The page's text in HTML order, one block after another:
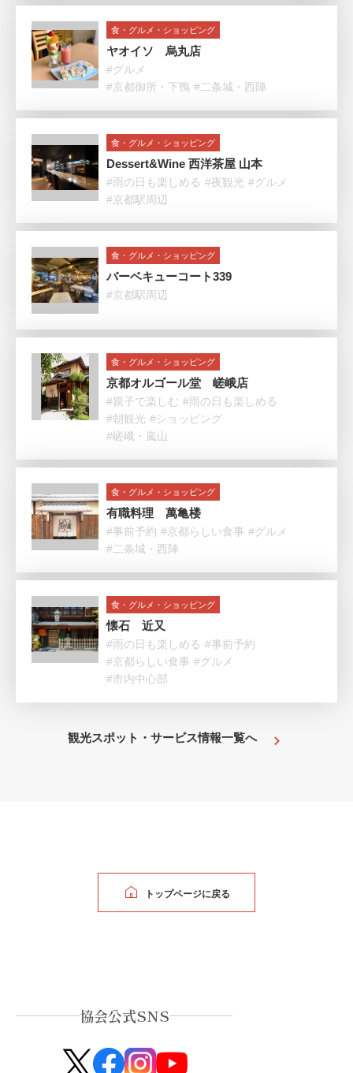
食・グルメ・ショッピング
ヤオイソ 烏丸店
#グルメ
#京都御所・下鴨 #二条城・西陣
食・グルメ・ショッピング
Dessert&Wine 西洋茶屋 山本
#雨の日も楽しめる #夜観光 #グルメ
#京都駅周辺
食・グルメ・ショッピング
バーベキューコート339
#京都駅周辺
食・グルメ・ショッピング
京都オルゴール堂 嵯峨店
#親子で楽しむ #雨の日も楽しめる
#朝観光 #ショッピング
#嵯峨・嵐山
食・グルメ・ショッピング
有職料理 萬亀楼
#事前予約 #京都らしい食事 #グルメ
#二条城・西陣
食・グルメ・ショッピング
懐石 近又
#雨の日も楽しめる #事前予約
#京都らしい食事 #グルメ
#市内中心部
観光スポット・サービス情報一覧へ
トップページに戻る
協会公式SNS